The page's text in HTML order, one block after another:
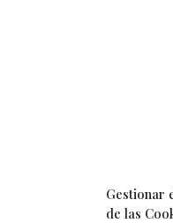
Gestionar
de las